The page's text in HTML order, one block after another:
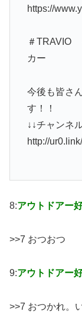
https://
＃TRAVIO
カー
今後も皆さ
す！！
↓↓チャンネ
http://
8:アウトドアー
>>7 おつおつ
9:アウトドアー
>>7 おつかれ。